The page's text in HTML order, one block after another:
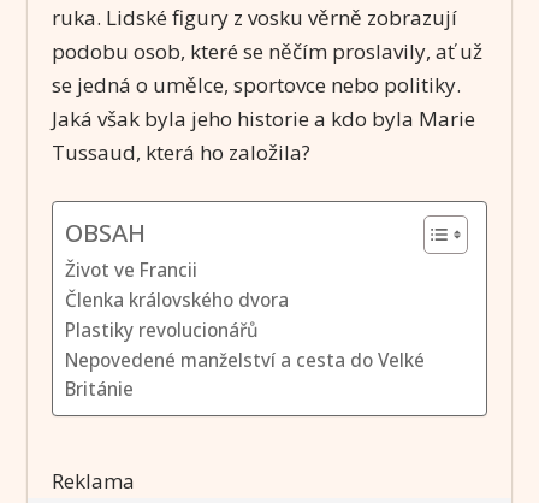
ruka. Lidské figury z vosku věrně zobrazují
podobu osob, které se něčím proslavily, ať už
se jedná o umělce, sportovce nebo politiky.
Jaká však byla jeho historie a kdo byla Marie
Tussaud, která ho založila?
OBSAH
Život ve Francii
Členka královského dvora
Plastiky revolucionářů
Nepovedené manželství a cesta do Velké
Británie
Reklama